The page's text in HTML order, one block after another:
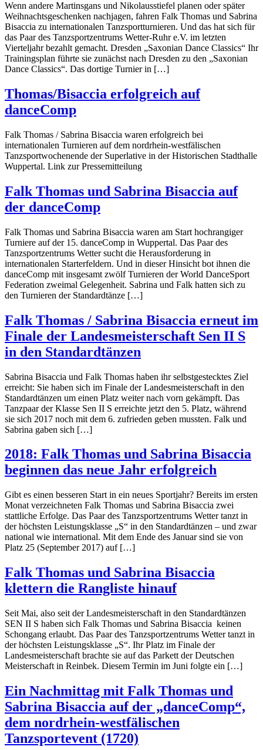
Wenn andere Martinsgans und Nikolausstiefel planen oder später
Weihnachtsgeschenken nachjagen, fahren Falk Thomas und Sabrina
Bisaccia zu internationalen Tanzsportturnieren. Und das hat sich für
das Paar des Tanzsportzentrums Wetter-Ruhr e.V. im letzten
Vierteljahr bezahlt gemacht. Dresden „Saxonian Dance Classics“ Ihr
Trainingsplan führte sie zunächst nach Dresden zu den „Saxonian
Dance Classics“. Das dortige Turnier in […]
Thomas/Bisaccia erfolgreich auf
danceComp
Falk Thomas / Sabrina Bisaccia waren erfolgreich bei
internationalen Turnieren auf dem nordrhein-westfälischen
Tanzsportwochenende der Superlative in der Historischen Stadthalle
Wuppertal. Link zur Pressemitteilung
Falk Thomas und Sabrina Bisaccia auf
der danceComp
Falk Thomas und Sabrina Bisaccia waren am Start hochrangiger
Turniere auf der 15. danceComp in Wuppertal. Das Paar des
Tanzsportzentrums Wetter sucht die Herausforderung in
internationalen Starterfeldern. Und in dieser Hinsicht bot ihnen die
danceComp mit insgesamt zwölf Turnieren der World DanceSport
Federation zweimal Gelegenheit. Sabrina und Falk hatten sich zu
den Turnieren der Standardtänze […]
Falk Thomas / Sabrina Bisaccia erneut im
Finale der Landesmeisterschaft Sen II S
in den Standardtänzen
Sabrina Bisaccia und Falk Thomas haben ihr selbstgestecktes Ziel
erreicht: Sie haben sich im Finale der Landesmeisterschaft in den
Standardtänzen um einen Platz weiter nach vorn gekämpft. Das
Tanzpaar der Klasse Sen II S erreichte jetzt den 5. Platz, während
sie sich 2017 noch mit dem 6. zufrieden geben mussten. Falk und
Sabrina gaben sich […]
2018: Falk Thomas und Sabrina Bisaccia
beginnen das neue Jahr erfolgreich
Gibt es einen besseren Start in ein neues Sportjahr? Bereits im ersten
Monat verzeichneten Falk Thomas und Sabrina Bisaccia zwei
stattliche Erfolge. Das Paar des Tanzsportzentrums Wetter tanzt in
der höchsten Leistungsklasse „S“ in den Standardtänzen – und zwar
national wie international. Mit dem Ende des Januar sind sie von
Platz 25 (September 2017) auf […]
Falk Thomas und Sabrina Bisaccia
klettern die Rangliste hinauf
Seit Mai, also seit der Landesmeisterschaft in den Standardtänzen
SEN II S haben sich Falk Thomas und Sabrina Bisaccia keinen
Schongang erlaubt. Das Paar des Tanzsportzentrums Wetter tanzt in
der höchsten Leistungsklasse „S“. Ihr Platz im Finale der
Landesmeisterschaft brachte sie auf das Parkett der Deutschen
Meisterschaft in Reinbek. Diesem Termin im Juni folgte ein […]
Ein Nachmittag mit Falk Thomas und
Sabrina Bisaccia auf der „danceComp“,
dem nordrhein-westfälischen
Tanzsportevent (1720)